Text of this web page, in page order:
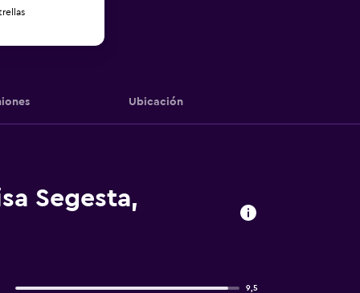
Ubicación
Segesta,
9,5